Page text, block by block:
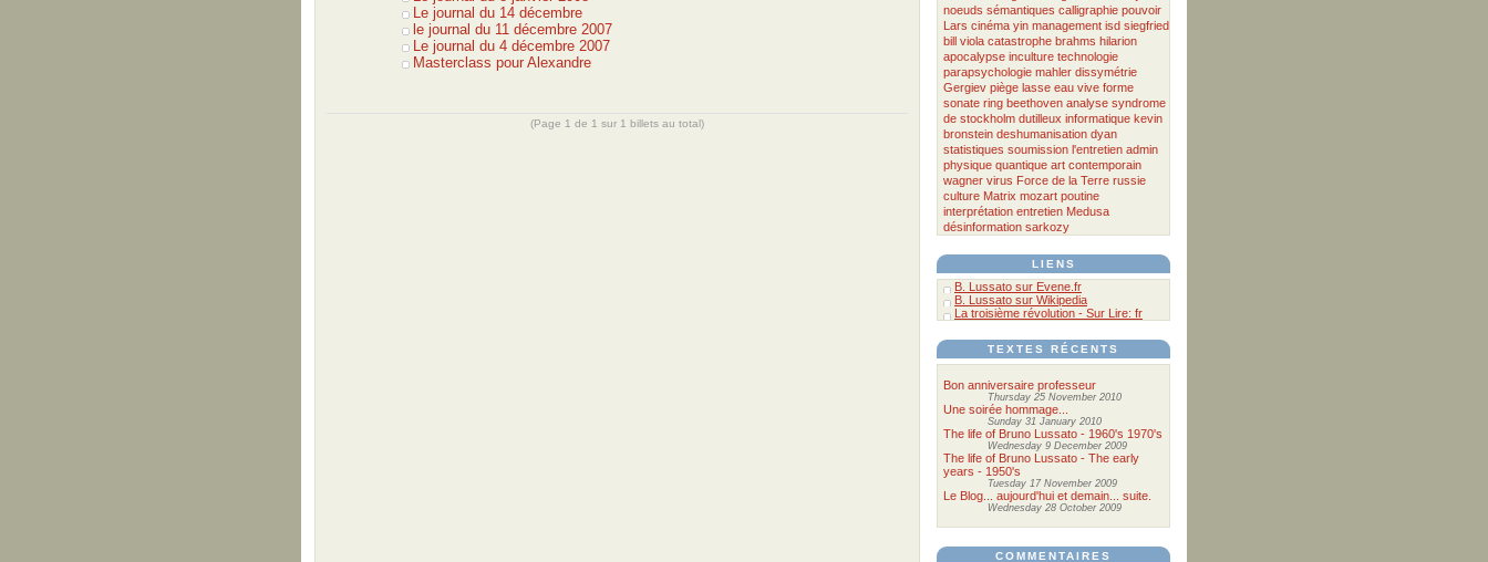
Le journal du 14 décembre
le journal du 11 décembre 2007
Le journal du 4 décembre 2007
Masterclass pour Alexandre
(Page 1 de 1 sur 1 billets au total)
noeuds sémantiques calligraphie pouvoir
Lars cinéma yin management isd siegfried
bill viola catastrophe brahms hilarion
apocalypse inculture technologie
parapsychologie mahler dissymétrie
Gergiev piège lasse eau vive forme
sonate ring beethoven analyse syndrome
de stockholm dutilleux informatique kevin
bronstein deshumanisation dyan
statistiques soumission l'entretien admin
physique quantique art contemporain
wagner virus Force de la Terre russie
culture Matrix mozart poutine
interprétation entretien Medusa
désinformation sarkozy
LIENS
B. Lussato sur Evene.fr
B. Lussato sur Wikipedia
La troisième révolution - Sur Lire: fr
TEXTES RÉCENTS
Bon anniversaire professeur
Thursday 25 November 2010
Une soirée hommage...
Sunday 31 January 2010
The life of Bruno Lussato - 1960's 1970's
Wednesday 9 December 2009
The life of Bruno Lussato - The early
years - 1950's
Tuesday 17 November 2009
Le Blog... aujourd'hui et demain... suite.
Wednesday 28 October 2009
COMMENTAIRES